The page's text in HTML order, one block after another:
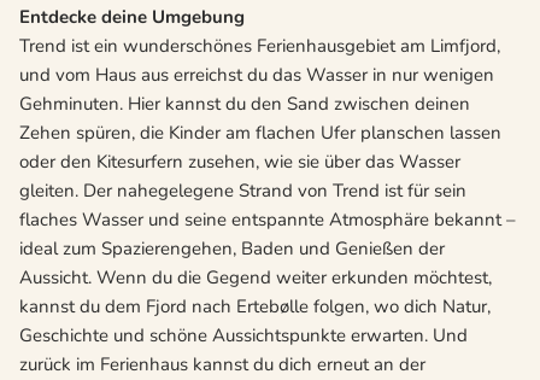
Entdecke deine Umgebung
Trend ist ein wunderschönes Ferienhausgebiet am Limfjord,
und vom Haus aus erreichst du das Wasser in nur wenigen
Gehminuten. Hier kannst du den Sand zwischen deinen
Zehen spüren, die Kinder am flachen Ufer planschen lassen
oder den Kitesurfern zusehen, wie sie über das Wasser
gleiten. Der nahegelegene Strand von Trend ist für sein
flaches Wasser und seine entspannte Atmosphäre bekannt –
ideal zum Spazierengehen, Baden und Genießen der
Aussicht. Wenn du die Gegend weiter erkunden möchtest,
kannst du dem Fjord nach Ertebølle folgen, wo dich Natur,
Geschichte und schöne Aussichtspunkte erwarten. Und
zurück im Ferienhaus kannst du dich erneut an der